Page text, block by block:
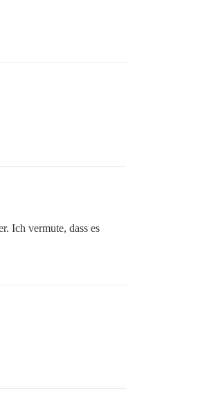
Ich vermute, dass es